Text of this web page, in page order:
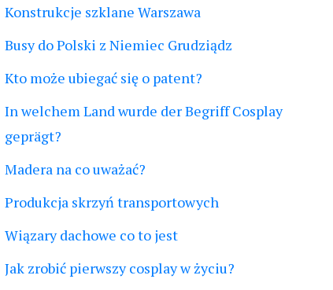
Konstrukcje szklane Warszawa
Busy do Polski z Niemiec Grudziądz
Kto może ubiegać się o patent?
In welchem Land wurde der Begriff Cosplay
geprägt?
Madera na co uważać?
Produkcja skrzyń transportowych
Wiązary dachowe co to jest
Jak zrobić pierwszy cosplay w życiu?